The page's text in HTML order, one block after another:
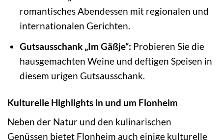
romantisches Abendessen mit regionalen und
internationalen Gerichten.
Gutsausschank „Im Gäßje“: Probieren Sie die
hausgemachten Weine und deftigen Speisen in
diesem urigen Gutsausschank.
Kulturelle Highlights in und um Flonheim
Neben der Natur und den kulinarischen
Genüssen bietet Flonheim auch einige kulturelle